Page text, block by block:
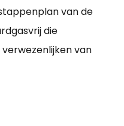
van de
die
van